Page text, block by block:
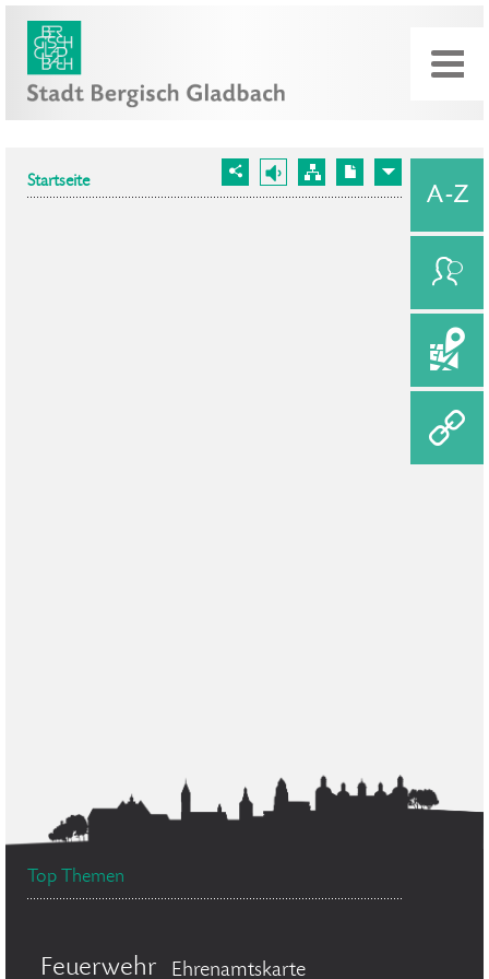
Startseite
Top Themen
Feuerwehr Ehrenamtskarte